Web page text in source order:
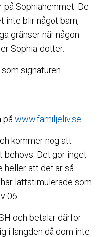
Sophiahemmet. De
inte blir något barn,
gränser när någon
Sophia-dotter.
signaturen
på www.familjeliv.se:
kommer nog att
behövs. Det gör inget
heller att det är så
lättstimulerade som
06
och betalar därför
i längden då dom inte